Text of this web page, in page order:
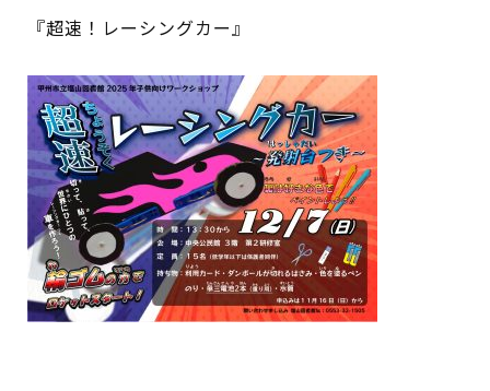
『超速！レーシングカー』
甘草屋敷子ども図書館
読書アニマシオン
お知らせ
イベント
図書館地図PDF
よくあるご質問